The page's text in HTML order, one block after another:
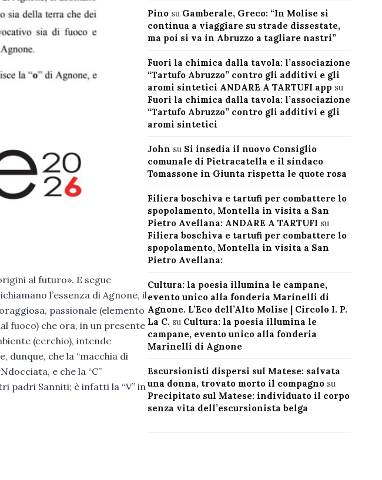
al futuro». E segue
l’essenza di Agnone, il
passionale (elemento
fuoco) che ora, in un presente
(cerchio), intende
che la “macchia di
e che la “C”
padri Sanniti; è infatti la “V” in
Pinosu Gamberale, Greco: “In Molise si
continua a viaggiare su strade dissestate,
ma poi si va in Abruzzo a tagliare nastri”
Fuori la chimica dalla tavola: l’associazione
“Tartufo Abruzzo” contro gli additivi e gli
aromi sintetici ANDARE A TARTUFI app su
Fuori la chimica dalla tavola: l’associazione
“Tartufo Abruzzo” contro gli additivi e gli
aromi sintetici
John su Si insedia il nuovo Consiglio
comunale di Pietracatella e il sindaco
Tomassone in Giunta rispetta le quote rosa
Filiera boschiva e tartufi per combattere lo
spopolamento, Montella in visita a San
Pietro Avellana: ANDARE A TARTUFI su
Filiera boschiva e tartufi per combattere lo
spopolamento, Montella in visita a San
Pietro Avellana:
Cultura: la poesia illumina le campane,
evento unico alla fonderia Marinelli di
Agnone. L’Eco dell’Alto Molise | Circolo I. P.
La C. su Cultura: la poesia illumina le
campane, evento unico alla fonderia
Marinelli di Agnone
Escursionisti dispersi sul Matese: salvata
una donna, trovato morto il compagnosu
Precipitato sul Matese: individuato il corpo
senza vita dell’escursionista belga